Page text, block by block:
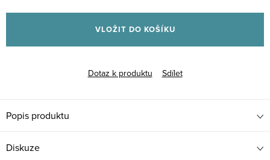
cena:
VLOŽIT DO KOŠÍKU
Dotaz k produktu Sdílet
Popis produktu
Diskuze